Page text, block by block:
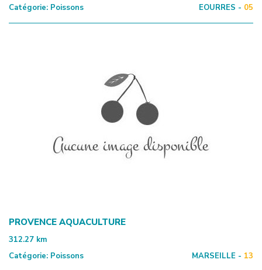
Catégorie: Poissons EOURRES - 05
PROVENCE AQUACULTURE
312.27 km
Catégorie: Poissons MARSEILLE - 13